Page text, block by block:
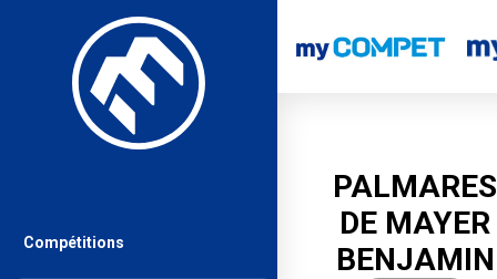
PALMARES
DE MAYER
BENJAMIN
Compétitions